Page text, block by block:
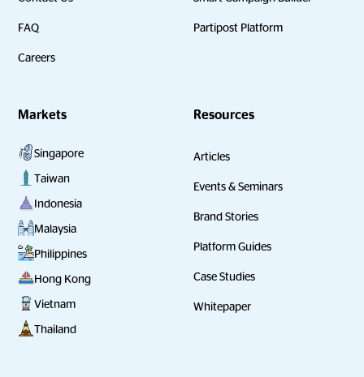
FAQ
Careers
Partipost Platform
Markets
Singapore
Taiwan
Indonesia
Malaysia
Philippines
Hong Kong
Vietnam
Thailand
Resources
Articles
Events & Seminars
Brand Stories
Platform Guides
Case Studies
Whitepaper